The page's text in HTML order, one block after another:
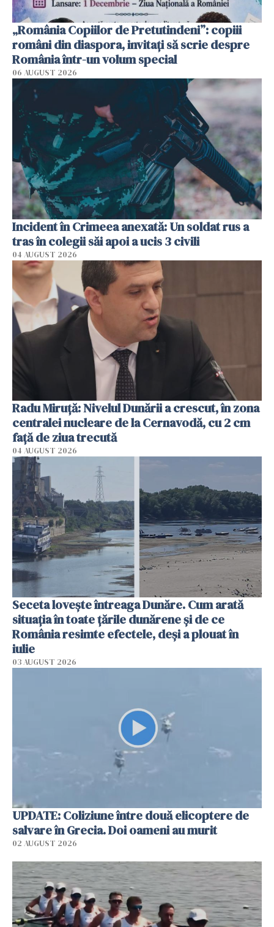
„România Copiilor de Pretutindeni”: copiii
români din diaspora, invitați să scrie despre
România într-un volum special
06 AUGUST 2026
Incident în Crimeea anexată: Un soldat rus a
tras în colegii săi apoi a ucis 3 civili
04 AUGUST 2026
Radu Miruţă: Nivelul Dunării a crescut, în zona
centralei nucleare de la Cernavodă, cu 2 cm
faţă de ziua trecută
04 AUGUST 2026
Seceta lovește întreaga Dunăre. Cum arată
situația în toate țările dunărene și de ce
România resimte efectele, deși a plouat în
iulie
03 AUGUST 2026
UPDATE: Coliziune între două elicoptere de
salvare în Grecia. Doi oameni au murit
02 AUGUST 2026